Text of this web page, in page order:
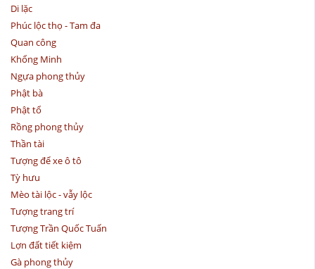
Di lặc
Phúc lộc thọ - Tam đa
Quan công
Khổng Minh
Ngựa phong thủy
Phật bà
Phật tổ
Rồng phong thủy
Thần tài
Tượng để xe ô tô
Tỳ hưu
Mèo tài lộc - vẫy lộc
Tượng trang trí
Tượng Trần Quốc Tuấn
Lợn đất tiết kiệm
Gà phong thủy